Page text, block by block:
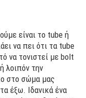
είναι το tube ή
να πει ότι τα tube
να τονιστεί με bolt
λοιπόν την
στο σώμα μας
έξω. Ιδανικά ένα